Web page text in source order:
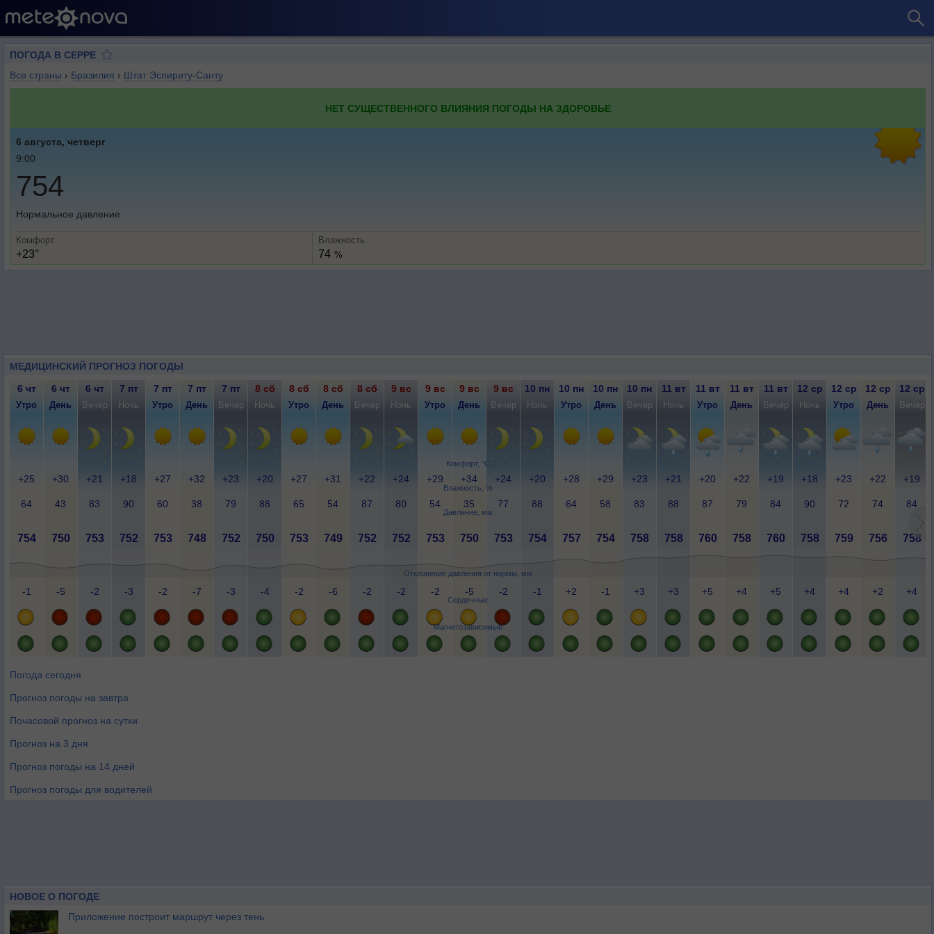
ПОГОДА В СЕРРЕ
Все страны › Бразилия › Штат Эспириту-Санту
НЕТ СУЩЕСТВЕННОГО ВЛИЯНИЯ ПОГОДЫ НА ЗДОРОВЬЕ
6 августа, четверг
9:00
754
Нормальное давление
Комфорт
+23°
Влажность
74 %
МЕДИЦИНСКИЙ ПРОГНОЗ ПОГОДЫ
Комфорт, °C
Влажность, %
Давление, мм
Отклонение давления от нормы, мм
Сердечные
Магнитозависимые
6 чт 6 чт 6 чт 7 пт 7 пт 7 пт 7 пт 8 сб 8 сб 8 сб 8 сб 9 вс 9 вс 9 вс 9 вс 10 пн 10 пн 10 пн 10 пн 11 вт 11 вт 11 вт 11 вт 12 ср 12 ср 12 ср 12 ср
Утро День Вечер Ночь Утро День Вечер Ночь Утро День Вечер Ночь Утро День Вечер Ночь Утро День Вечер Ночь Утро День Вечер Ночь Утро День Вечер
+25 +30 +21 +18 +27 +32 +23 +20 +27 +31 +22 +24 +29 +34 +24 +20 +28 +29 +23 +21 +20 +22 +19 +18 +23 +22 +19
64 43 83 90 60 38 79 88 65 54 87 80 54 35 77 88 64 58 83 88 87 79 84 90 72 74 84
754 750 753 752 753 748 752 750 753 749 752 752 753 750 753 754 757 754 758 758 760 758 760 758 759 756 758
-1 -5 -2 -3 -2 -7 -3 -4 -2 -6 -2 -2 -2 -5 -2 -1 +2 -1 +3 +3 +5 +4 +5 +4 +4 +2 +4
Погода сегодня
Прогноз погоды на завтра
Почасовой прогноз на сутки
Прогноз на 3 дня
Прогноз погоды на 14 дней
Прогноз погоды для водителей
НОВОЕ О ПОГОДЕ
Приложение построит маршрут через тень